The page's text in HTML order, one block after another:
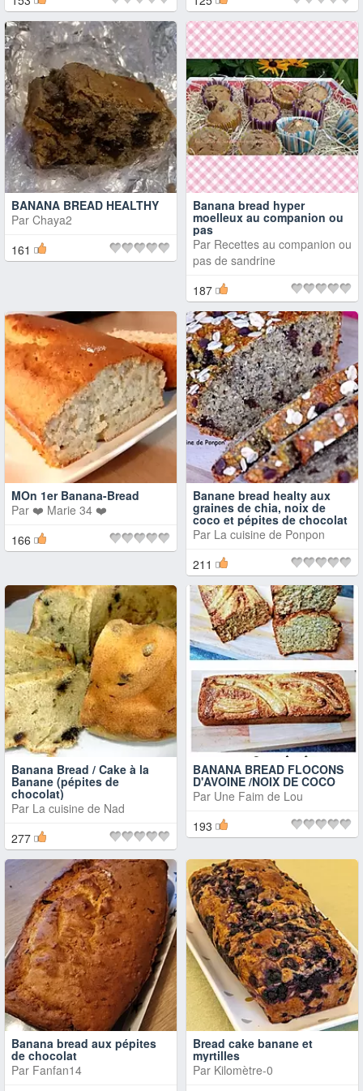
BANANA BREAD HEALTHY
Par Chaya2
161
Banana bread hyper
moelleux au companion ou
pas
Par Recettes au companion ou
pas de sandrine
187
MOn 1er Banana-Bread
Par ❤️ Marie 34 ❤️
166
Banane bread healty aux
graines de chia, noix de
coco et pépites de chocolat
Par La cuisine de Ponpon
211
Banana Bread / Cake à la
Banane (pépites de
chocolat)
Par La cuisine de Nad
277
BANANA BREAD FLOCONS
D'AVOINE /NOIX DE COCO
Par Une Faim de Lou
193
Banana bread aux pépites
de chocolat
Par Fanfan14
Bread cake banane et
myrtilles
Par Kilomètre-0